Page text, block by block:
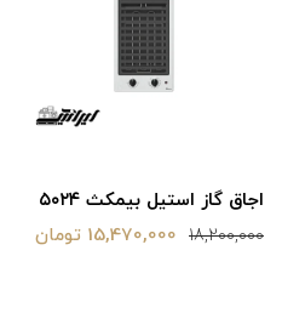
اجاق گاز استیل بیمکث ۵۰۲۴
18,200,000 15,470,000 تومان